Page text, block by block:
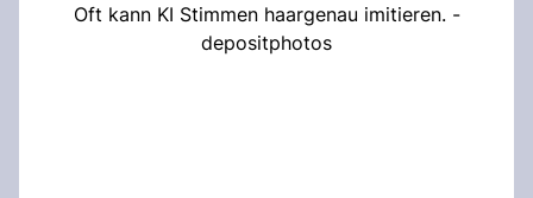
Oft kann KI Stimmen haargenau imitieren. -
depositphotos